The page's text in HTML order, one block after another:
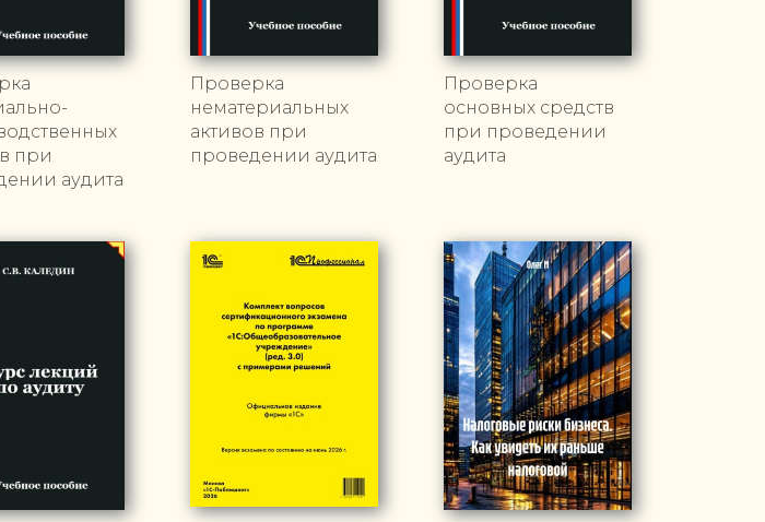
при
аудита
Проверка
нематериальных
активов при
проведении аудита
Проверка
основных средств
при проведении
аудита